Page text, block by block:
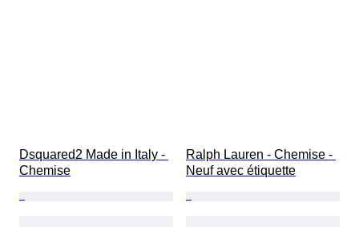
Dsquared2 Made in Italy -
Chemise
Ralph Lauren - Chemise -
Neuf avec étiquette